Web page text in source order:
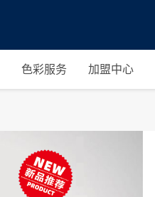
色彩服务 加盟中心